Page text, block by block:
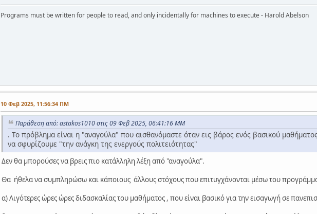
Programs must be written for people to read, and only incidentally for machines to execute - Harold Abelson
10 Φεβ 2025, 11:56:34 ΠΜ
Παράθεση από: astakos1010 στις 09 Φεβ 2025, 06:41:16 ΜΜ
. Το πρόβλημα είναι η "αναγούλα" που αισθανόμαστε όταν εις βάρος ενός βασικού
να σφυρίζουμε "την ανάγκη της ενεργούς πολιτειότητας"
Δεν θα μπορούσες να βρεις πιο κατάλληλη λέξη από "αναγούλα".
Θα ήθελα να συμπληρώσω και κάποιους άλλους στόχους που επιτυγχάνονται μέσω του
α) Λιγότερες ώρες ώρες διδασκαλίας του μαθήματος , που είναι βασικό για την εισαγωγή σε